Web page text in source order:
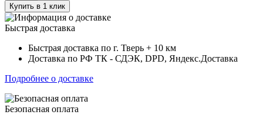
Купить в 1 клик
Быстрая доставка
Быстрая доставка по г. Тверь + 10 км
Доставка по РФ ТК - СДЭК, DPD, Яндекс.Доставка
Подробнее о доставке
Безопасная оплата